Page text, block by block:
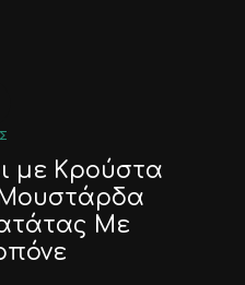
με Κρούστα
Με